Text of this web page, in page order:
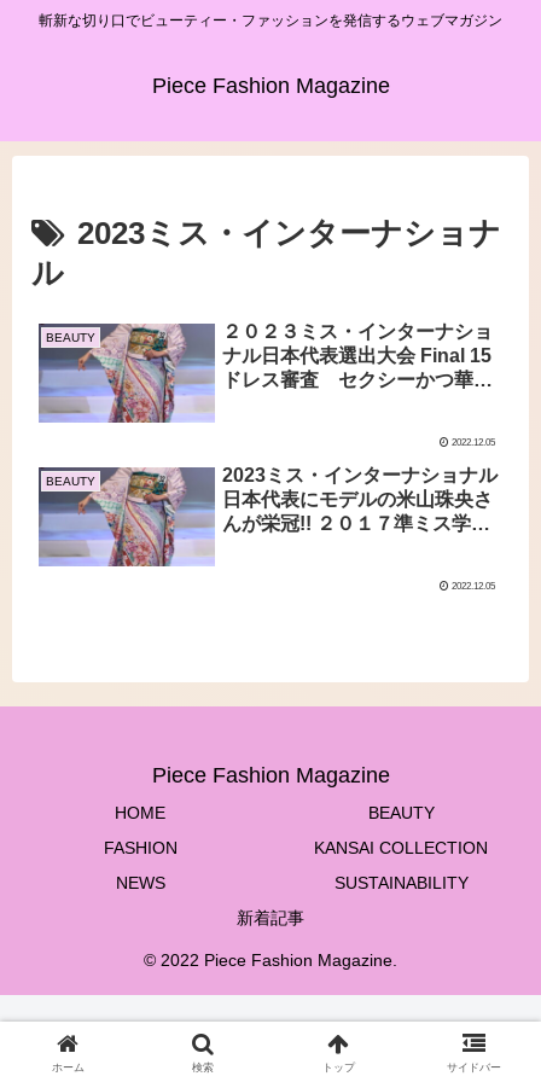
斬新な切り口でビューティー・ファッションを発信するウェブマガジン
Piece Fashion Magazine
2023ミス・インターナショナ
ル
BEAUTY
２０２３ミス・インターナショ
ナル日本代表選出大会 Final 15
ドレス審査 セクシーかつ華麗
2022.12.05
BEAUTY
2023ミス・インターナショナル
日本代表にモデルの米山珠央さ
んが栄冠!! ２０１７準ミス学習
2022.12.05
Piece Fashion Magazine
HOME
BEAUTY
FASHION
KANSAI COLLECTION
NEWS
SUSTAINABILITY
新着記事
© 2022 Piece Fashion Magazine.
ホーム 検索 トップ サイドバー